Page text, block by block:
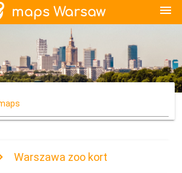
menu
Warszawa zoo kort